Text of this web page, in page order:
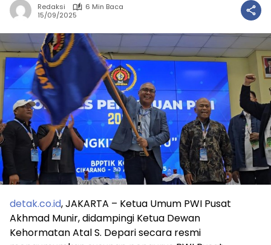
Redaksi
6 Min Baca
15/09/2025
detak.co.id, JAKARTA – Ketua Umum PWI Pusat
Akhmad Munir, didampingi Ketua Dewan
Kehormatan Atal S. Depari secara resmi